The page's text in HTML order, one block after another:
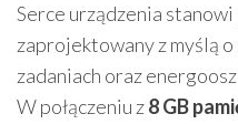
Serce urządzenia stanowi
zaprojektowany z myślą
zadaniach oraz
W połączeniu z8 GB